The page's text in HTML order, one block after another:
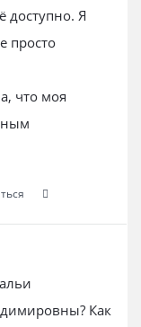
доступно. Я
просто
что моя
Как